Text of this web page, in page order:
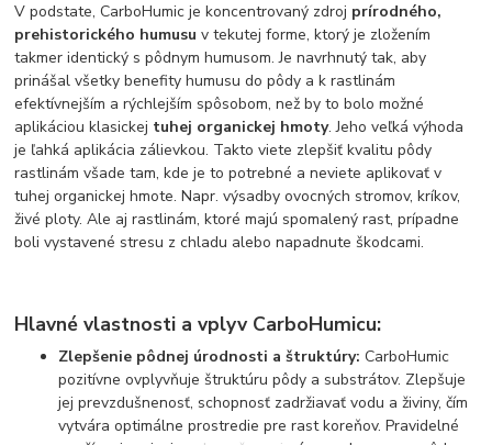
V podstate, CarboHumic je koncentrovaný zdroj prírodného,
prehistorického humusu v tekutej forme, ktorý je zložením
takmer identický s pôdnym humusom. Je navrhnutý tak, aby
prinášal všetky benefity humusu do pôdy a k rastlinám
efektívnejším a rýchlejším spôsobom, než by to bolo možné
aplikáciou klasickej tuhej organickej hmoty. Jeho veľká výhoda
je ľahká aplikácia zálievkou. Takto viete zlepšiť kvalitu pôdy
rastlinám všade tam, kde je to potrebné a neviete aplikovať v
tuhej organickej hmote. Napr. výsadby ovocných stromov, kríkov,
živé ploty. Ale aj rastlinám, ktoré majú spomalený rast, prípadne
boli vystavené stresu z chladu alebo napadnute škodcami.
Hlavné vlastnosti a vplyv CarboHumicu:
Zlepšenie pôdnej úrodnosti a štruktúry: CarboHumic
pozitívne ovplyvňuje štruktúru pôdy a substrátov. Zlepšuje
jej prevzdušnenosť, schopnosť zadržiavať vodu a živiny, čím
vytvára optimálne prostredie pre rast koreňov. Pravidelné